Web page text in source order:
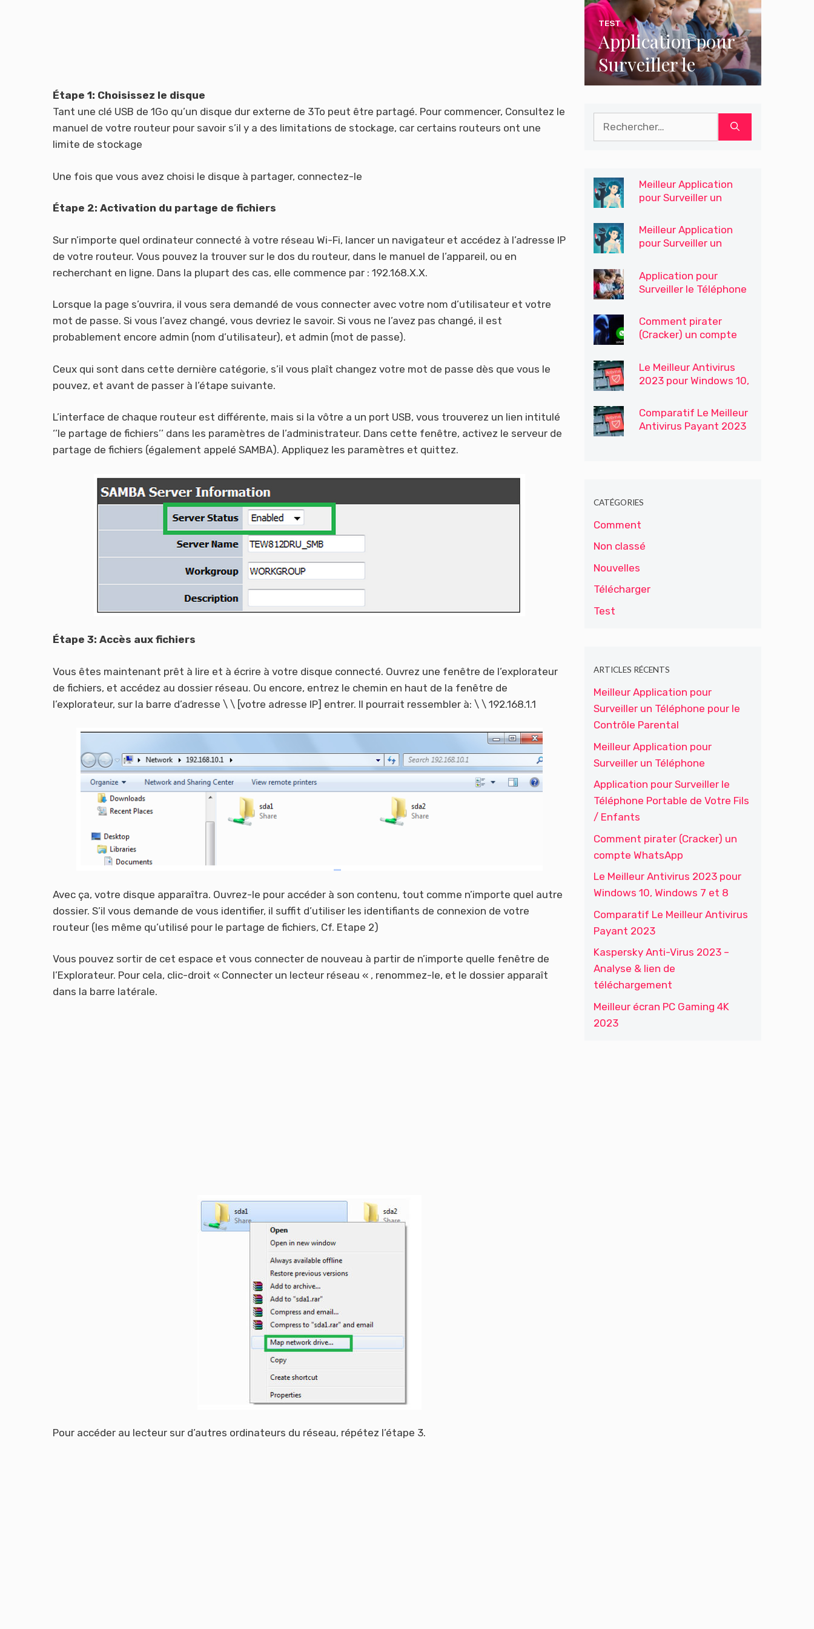
Étape 1: Choisissez le disque
Tant une clé USB de 1Go qu’un disque dur externe de 3To peut être partagé. Pour commencer, Consultez le
manuel de votre routeur pour savoir s’il y a des limitations de stockage, car certains routeurs ont une
limite de stockage
Une fois que vous avez choisi le disque à partager, connectez-le
Étape 2: Activation du partage de fichiers
Sur n’importe quel ordinateur connecté à votre réseau Wi-Fi, lancer un navigateur et accédez à l’adresse IP
de votre routeur. Vous pouvez la trouver sur le dos du routeur, dans le manuel de l’appareil, ou en
recherchant en ligne. Dans la plupart des cas, elle commence par : 192.168.X.X.
Lorsque la page s’ouvrira, il vous sera demandé de vous connecter avec votre nom d’utilisateur et votre
mot de passe. Si vous l’avez changé, vous devriez le savoir. Si vous ne l’avez pas changé, il est
probablement encore admin (nom d’utilisateur), et admin (mot de passe).
Ceux qui sont dans cette dernière catégorie, s’il vous plaît changez votre mot de passe dès que vous le
pouvez, et avant de passer à l’étape suivante.
L’interface de chaque routeur est différente, mais si la vôtre a un port USB, vous trouverez un lien intitulé
‘’le partage de fichiers’’ dans les paramètres de l’administrateur. Dans cette fenêtre, activez le serveur de
partage de fichiers (également appelé SAMBA). Appliquez les paramètres et quittez.
Étape 3: Accès aux fichiers
Vous êtes maintenant prêt à lire et à écrire à votre disque connecté. Ouvrez une fenêtre de l’explorateur
de fichiers, et accédez au dossier réseau. Ou encore, entrez le chemin en haut de la fenêtre de
l’explorateur, sur la barre d’adresse \ \ [votre adresse IP] entrer. Il pourrait ressembler à: \ \ 192.168.1.1
Avec ça, votre disque apparaîtra. Ouvrez-le pour accéder à son contenu, tout comme n’importe quel autre
dossier. S’il vous demande de vous identifier, il suffit d’utiliser les identifiants de connexion de votre
routeur (les même qu’utilisé pour le partage de fichiers, Cf. Etape 2)
Vous pouvez sortir de cet espace et vous connecter de nouveau à partir de n’importe quelle fenêtre de
l’Explorateur. Pour cela, clic-droit « Connecter un lecteur réseau « , renommez-le, et le dossier apparaît
dans la barre latérale.
Pour accéder au lecteur sur d’autres ordinateurs du réseau, répétez l’étape 3.
Application pour
Surveiller le
Téléphone
Portable de Votre
Fils / Enfants
TEST
Meilleur Application
pour Surveiller un
Contrôle Parental
Meilleur Application
pour Surveiller un
Application pour
Surveiller le Téléphone
Enfants
Comment pirater
(Cracker) un compte
Le Meilleur Antivirus
2023 pour Windows 10,
Comparatif Le Meilleur
Antivirus Payant 2023
CATÉGORIES
Comment
Non classé
Nouvelles
Télécharger
Test
ARTICLES RÉCENTS
Meilleur Application pour
Surveiller un Téléphone pour le
Contrôle Parental
Meilleur Application pour
Surveiller un Téléphone
Application pour Surveiller le
Téléphone Portable de Votre Fils
/ Enfants
Comment pirater (Cracker) un
compte WhatsApp
Le Meilleur Antivirus 2023 pour
Windows 10, Windows 7 et 8
Comparatif Le Meilleur Antivirus
Payant 2023
Kaspersky Anti-Virus 2023 –
Analyse & lien de
téléchargement
Meilleur écran PC Gaming 4K
2023